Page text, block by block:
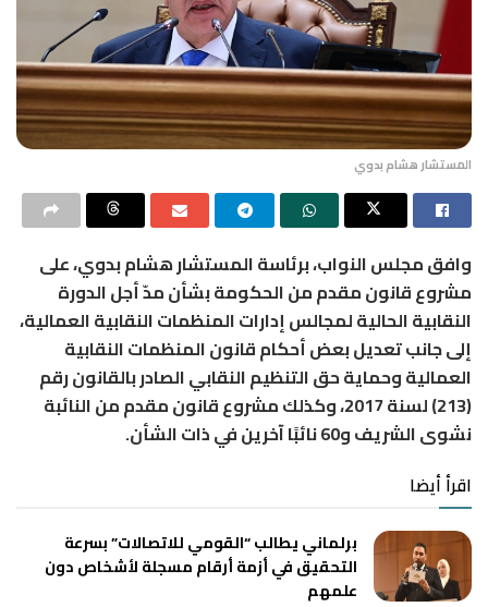
المستشار هشام بدوي
وافق مجلس النواب، برئاسة المستشار هشام بدوي، على
مشروع قانون مقدم من الحكومة بشأن مدّ أجل الدورة
النقابية الحالية لمجالس إدارات المنظمات النقابية العمالية،
إلى جانب تعديل بعض أحكام قانون المنظمات النقابية
العمالية وحماية حق التنظيم النقابي الصادر بالقانون رقم
(213) لسنة 2017، وكذلك مشروع قانون مقدم من النائبة
نشوى الشريف و60 نائبًا آخرين في ذات الشأن.
اقرأ أيضا
برلماني يطالب “القومي للاتصالات” بسرعة
التحقيق في أزمة أرقام مسجلة لأشخاص دون
علمهم